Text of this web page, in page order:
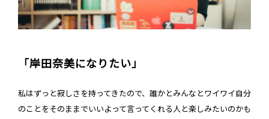
「岸田奈美になりたい」
私はずっと寂しさを持ってきたので、誰かとみんなとワイワイ自分
のことをそのままでいいよって言ってくれる人と楽しみたいのかも